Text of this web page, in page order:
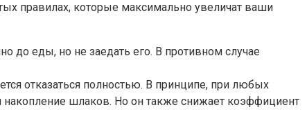
правилах, которые максимально увеличат ваши
до еды, но не заедать его. В противном случае
отказаться полностью. В принципе, при любых
накопление шлаков. Но он также снижает коэффициент